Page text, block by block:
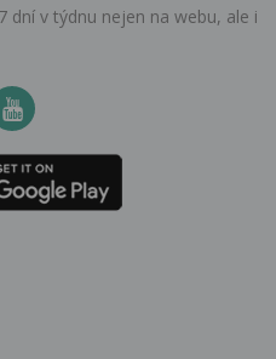
dní v týdnu nejen na webu, ale i